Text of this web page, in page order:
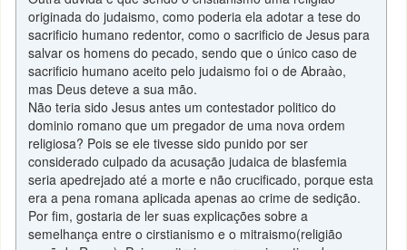
originada do judaismo, como poderia ela adotar a tese do
sacrificio humano redentor, como o sacrificio de Jesus para
salvar os homens do pecado, sendo que o único caso de
sacrificio humano aceito pelo judaismo foi o de Abraào,
mas Deus deteve a sua mão.
Não teria sido Jesus antes um contestador politico do
dominio romano que um pregador de uma nova ordem
religiosa? Pois se ele tivesse sido punido por ser
considerado culpado da acusação judaica de blasfemia
seria apedrejado até a morte e não crucificado, porque esta
era a pena romana aplicada apenas ao crime de sedição.
Por fim, gostaria de ler suas explicações sobre a
semelhança entre o cirstianismo e o mitraismo(religião